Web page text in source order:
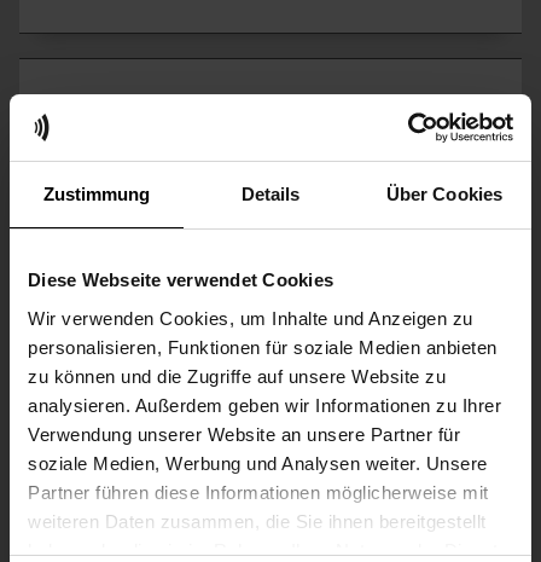
Zustimmung Details Über Cookies
Diese Webseite verwendet Cookies
Wir verwenden Cookies, um Inhalte und Anzeigen zu
personalisieren, Funktionen für soziale Medien anbieten
zu können und die Zugriffe auf unsere Website zu
analysieren. Außerdem geben wir Informationen zu Ihrer
Verwendung unserer Website an unsere Partner für
soziale Medien, Werbung und Analysen weiter. Unsere
Partner führen diese Informationen möglicherweise mit
weiteren Daten zusammen, die Sie ihnen bereitgestellt
haben oder die sie im Rahmen Ihrer Nutzung der Dienste
dla pociągów
Im Funkwerk 5
Telefon +49 3635 458-500
info@funkwerk.com
FUNKWERK TECHNOLOGIES GMBH